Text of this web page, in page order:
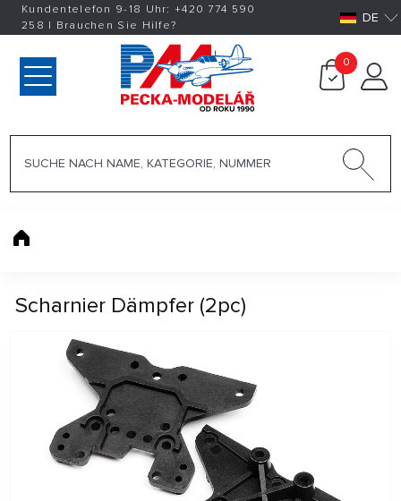
Kundentelefon 9-18 Uhr: +420774 590
258 | Brauchen Sie Hilfe? DE
0
Scharnier Dämpfer (2pc)